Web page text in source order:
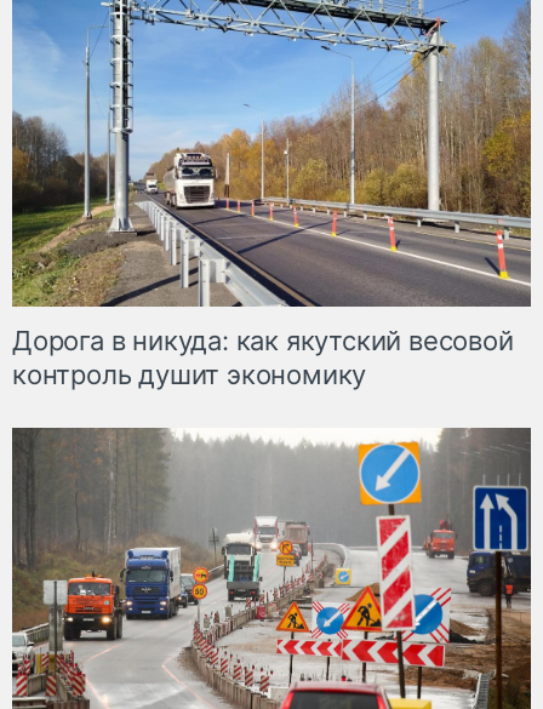
Дорога в никуда: как якутский весовой
контроль душит экономику